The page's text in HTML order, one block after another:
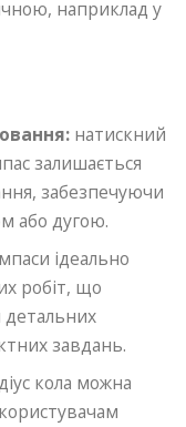
наприклад у
натискний
залишається
забезпечуючи
або дугою.
ідеально
робіт, що
завдань.
кола можна